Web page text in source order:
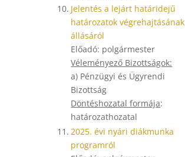
10. Jelentés a lejárt határidejű
határozatok végrehajtásának
állásáról
Előadó: polgármester
Véleményező Bizottságok:
a) Pénzügyi és Ügyrendi
Bizottság
Döntéshozatal formája:
határozathozatal
11. 2025. évi nyári diákmunka
programról